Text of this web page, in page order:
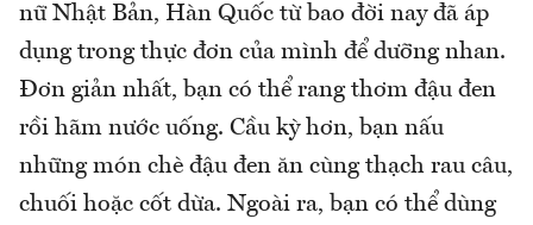
nữ Nhật Bản, Hàn Quốc từ bao đời nay đã áp
dụng trong thực đơn của mình để dưỡng nhan.
Đơn giản nhất, bạn có thể rang thơm đậu đen
rồi hãm nước uống. Cầu kỳ hơn, bạn nấu
những món chè đậu đen ăn cùng thạch rau câu,
chuối hoặc cốt dừa. Ngoài ra, bạn có thể dùng